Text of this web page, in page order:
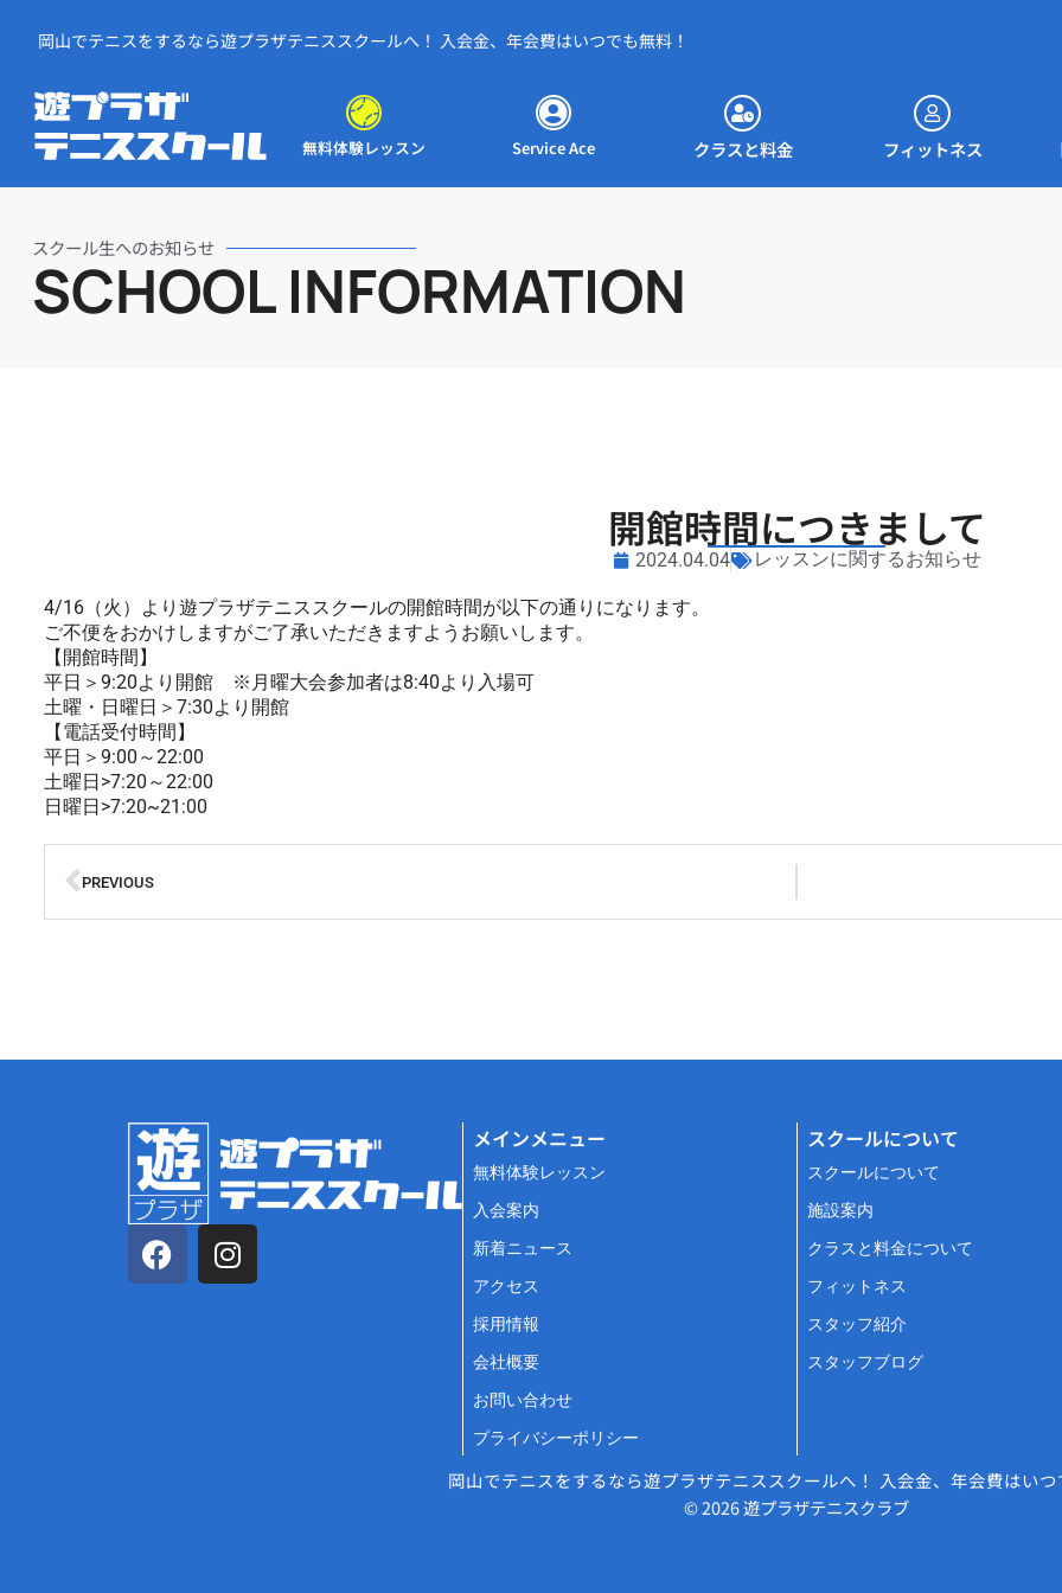
岡山でテニスをするなら遊プラザテニススクールへ！ 入会金、年会費はいつでも無料！
無料体験レッスン
お試しレッスン無料！
Service Ace
予約ページへ
クラスと料金
クラスと料金
フィットネス
フィットネス
スクール生へのお知らせ
SCHOOL INFORMATION
開館時間につきまして
2024.04.04 レッスンに関するお知らせ
4/16（火）より遊プラザテニススクールの開館時間が以下の通りになります。
ご不便をおかけしますがご了承いただきますようお願いします。
【開館時間】
平日＞9:20より開館 ※月曜大会参加者は8:40より入場可
土曜・日曜日＞7:30より開館
【電話受付時間】
平日＞9:00～22:00
土曜日>7:20～22:00
日曜日>7:20~21:00
PREVIOUS
メインメニュー
無料体験レッスン
入会案内
新着ニュース
アクセス
採用情報
会社概要
お問い合わせ
プライバシーポリシー
スクールについて
スクールについて
施設案内
クラスと料金について
フィットネス
スタッフ紹介
スタッフブログ
岡山でテニスをするなら遊プラザテニススクールへ！ 入会金、年会費はい
© 2026 遊プラザテニスクラブ